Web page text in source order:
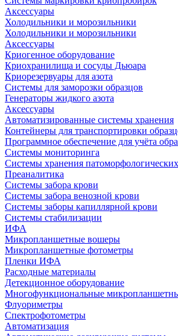
Аксессуары
Холодильники и морозильники
Холодильники и морозильники
Аксессуары
Криогенное оборудование
Криохранилища и сосуды Дьюара
Криорезервуары для азота
Системы для заморозки образцов
Генераторы жидкого азота
Аксессуары
Автоматизированные системы хранения
Контейнеры для транспортировки
Программное обеспечение для учёта
Системы мониторинга
Системы хранения
Преаналитика
Системы забора крови
Системы забора венозной крови
Системы заборы капиллярной крови
Системы стабилизации
ИФА
Микропланшетные вошеры
Микропланшетные фотометры
Пленки ИФА
Расходные материалы
Детекционное оборудование
Многофункциональные
Флуориметры
Спектрофотометры
Автоматизация